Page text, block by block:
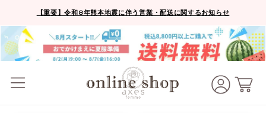
【重要】令和8年熊本地震に伴う営業・配送に関するお知らせ